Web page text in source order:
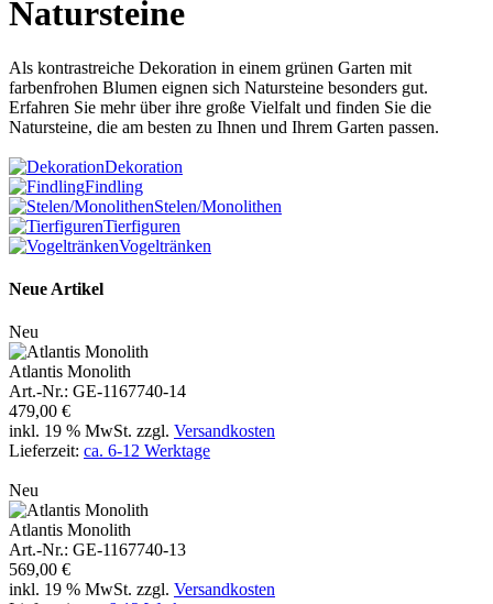
Natursteine
Als kontrastreiche Dekoration in einem grünen Garten mit
farbenfrohen Blumen eignen sich Natursteine besonders gut.
Erfahren Sie mehr über ihre große Vielfalt und finden Sie die
Natursteine, die am besten zu Ihnen und Ihrem Garten passen.
Dekoration
Findling
Stelen/Monolithen
Tierfiguren
Vogeltränken
Neue Artikel
Atlantis Monolith
Neu
Atlantis Monolith
Art.-Nr.: GE-1167740-14
479,00 €
inkl. 19 % MwSt. zzgl. Versandkosten
Lieferzeit: ca. 6-12 Werktage
Atlantis Monolith
Neu
Atlantis Monolith
Art.-Nr.: GE-1167740-13
569,00 €
inkl. 19 % MwSt. zzgl. Versandkosten